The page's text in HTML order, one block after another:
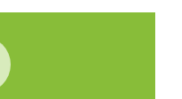
DA